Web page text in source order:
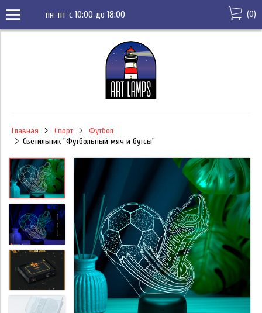
пн-пт с 10:00 до 18:00 (0)
Главная Спорт
Футбол
Светильник "Футбольный мяч и бутсы"